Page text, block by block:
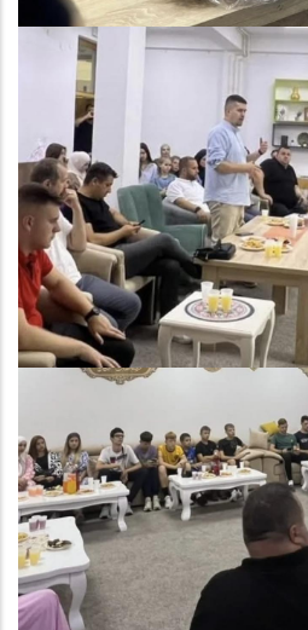
Image